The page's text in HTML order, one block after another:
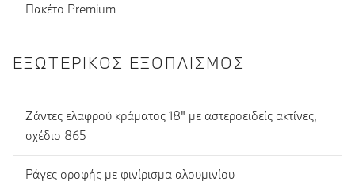
Πακέτο Premium
ΕΞΩΤΕΡΙΚΌΣ ΕΞΟΠΛΙΣΜΌΣ
Ζάντες ελαφρού κράματος 18" με αστεροειδείς ακτίνες,
σχέδιο 865
Ράγες οροφής με φινίρισμα αλουμινίου